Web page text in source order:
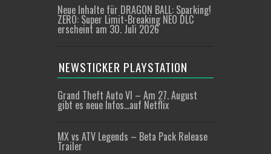
Neue Inhalte für DRAGON BALL: Sparking!
ZERO: Super Limit-Breaking NEO DLC
erscheint am 30. Juli 2026
NEWSTICKER PLAYSTATION
Grand Theft Auto VI – Am 27. August
gibt es neue Infos…auf Netflix
MX vs ATV Legends – Beta Pack Release
Trailer